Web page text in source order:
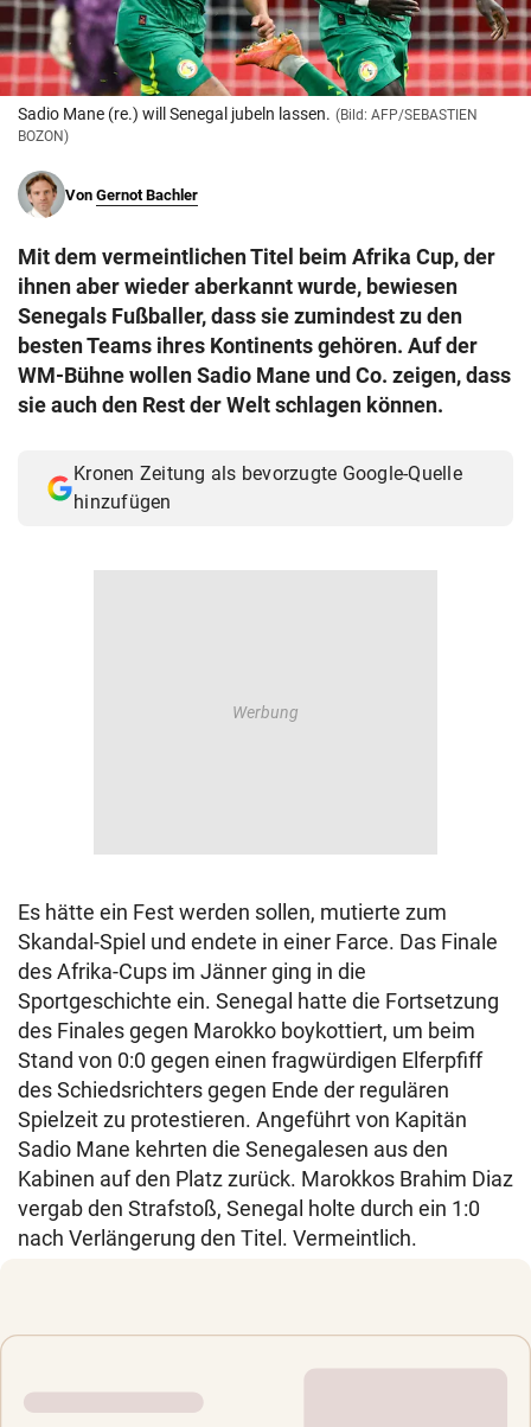
© Krone Multimedia GmbH & Co KG 2026
Muthgasse 2, 1190 Wien
Sadio Mane (re.) will Senegal jubeln lassen. (Bild: AFP/SEBASTIEN
BOZON)
Von Gernot Bachler
Mit dem vermeintlichen Titel beim Afrika Cup, der
ihnen aber wieder aberkannt wurde, bewiesen
Senegals Fußballer, dass sie zumindest zu den
besten Teams ihres Kontinents gehören. Auf der
WM-Bühne wollen Sadio Mane und Co. zeigen, dass
sie auch den Rest der Welt schlagen können.
Kronen Zeitung als bevorzugte Google-Quelle
hinzufügen
Es hätte ein Fest werden sollen, mutierte zum
Skandal-Spiel und endete in einer Farce. Das Finale
des Afrika-Cups im Jänner ging in die
Sportgeschichte ein. Senegal hatte die Fortsetzung
des Finales gegen Marokko boykottiert, um beim
Stand von 0:0 gegen einen fragwürdigen Elferpfiff
des Schiedsrichters gegen Ende der regulären
Spielzeit zu protestieren. Angeführt von Kapitän
Sadio Mane kehrten die Senegalesen aus den
Kabinen auf den Platz zurück. Marokkos Brahim Diaz
vergab den Strafstoß, Senegal holte durch ein 1:0
nach Verlängerung den Titel. Vermeintlich.